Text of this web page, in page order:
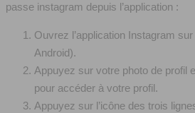
passe instagram depuis l’application :
Ouvrez l’application Instagram
Android).
Appuyez sur votre photo de profil
pour accéder à votre profil.
Appuyez sur l’icône des trois